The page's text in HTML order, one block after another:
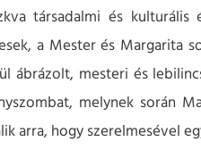
társadalmi és kulturális
a Mester és Margarita
ábrázolt, mesteri és
melynek során
arra, hogy szerelmesével